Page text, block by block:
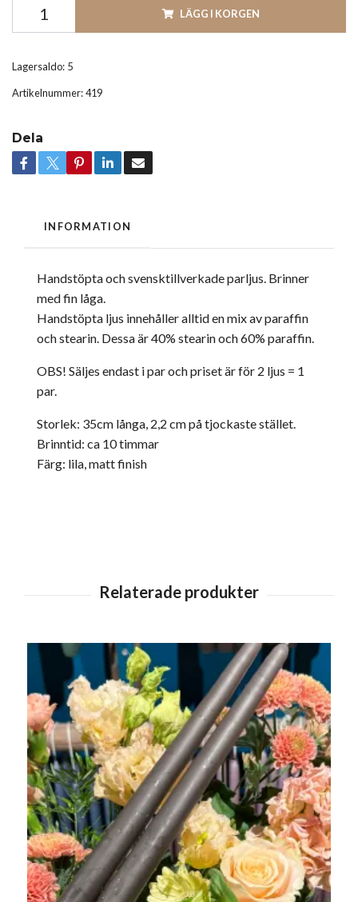
LÄGG I KORGEN
Lagersaldo: 5
Artikelnummer:419
Dela
INFORMATION
Handstöpta och svensktillverkade parljus. Brinner
med fin låga.
Handstöpta ljus innehåller alltid en mix av paraffin
och stearin. Dessa är 40% stearin och 60% paraffin.
OBS! Säljes endast i par och priset är för 2 ljus = 1
par.
Storlek: 35cm långa, 2,2 cm på tjockaste stället.
Brinntid: ca 10 timmar
Färg: lila, matt finish